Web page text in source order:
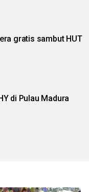
gratis sambut HUT
di Pulau Madura